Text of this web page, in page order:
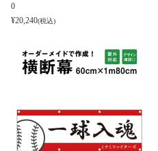
0
¥20,240(税込)